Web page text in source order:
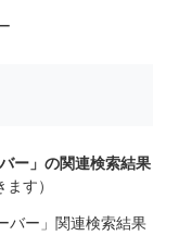
ー」の関連検索結果
す）
バー」関連検索結果